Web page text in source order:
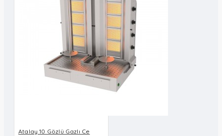
Atalay 10 Gözlü Gazlı Ce